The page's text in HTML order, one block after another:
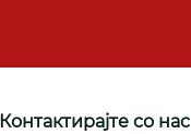
Контактирајте со нас